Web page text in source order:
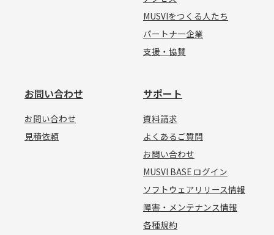
MUSVIをつくる人たち
パートナー企業
支援・協賛
お問い合わせ
お問い合わせ
見積依頼
サポート
資料請求
よくあるご質問
お問い合わせ
MUSVI BASE ログイン
ソフトウェアリリース情報
障害・メンテナンス情報
各種規約